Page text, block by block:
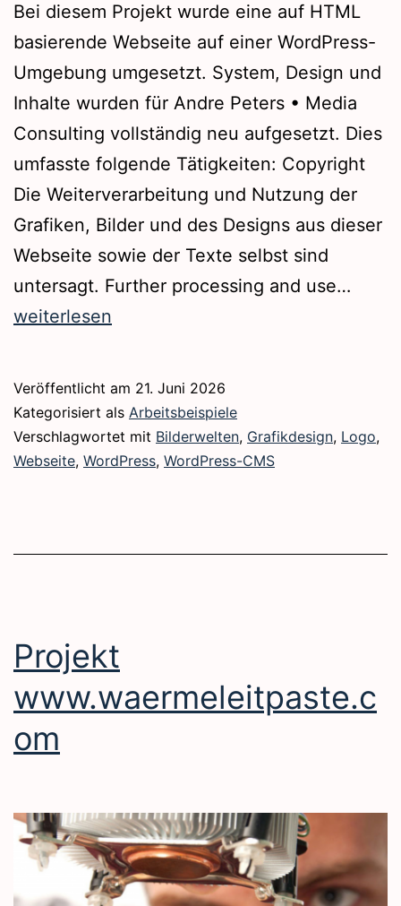
Bei diesem Projekt wurde eine auf HTML
basierende Webseite auf einer WordPress-
Umgebung umgesetzt. System, Design und
Inhalte wurden für Andre Peters • Media
Consulting vollständig neu aufgesetzt. Dies
umfasste folgende Tätigkeiten: Copyright
Die Weiterverarbeitung und Nutzung der
Grafiken, Bilder und des Designs aus dieser
Webseite sowie der Texte selbst sind
untersagt. Further processing and use…
weiterlesen
Veröffentlicht am 21. Juni 2026
Kategorisiert als Arbeitsbeispiele
Verschlagwortet mit Bilderwelten, Grafikdesign, Logo,
Webseite, WordPress, WordPress-CMS
Projekt
www.waermeleitpaste.c
om